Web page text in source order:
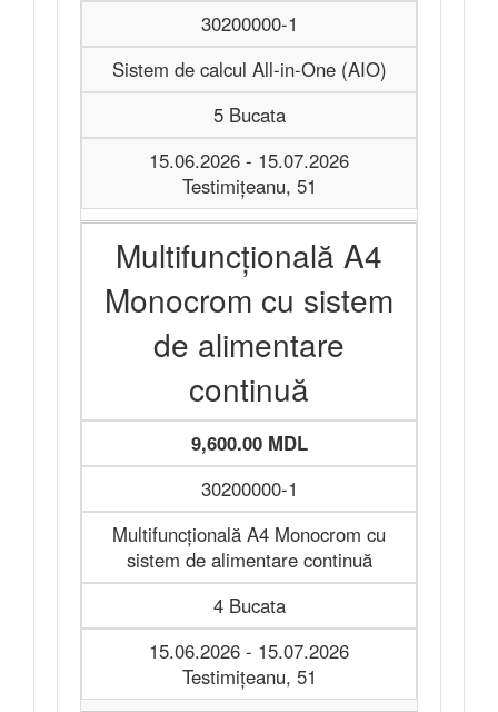
30200000-1
Sistem de calcul All-in-One (AIO)
5 Bucata
15.06.2026 - 15.07.2026
Testimițeanu, 51
Multifuncțională A4
Monocrom cu sistem
de alimentare
continuă
9,600.00 MDL
30200000-1
Multifuncțională A4 Monocrom cu
sistem de alimentare continuă
4 Bucata
15.06.2026 - 15.07.2026
Testimițeanu, 51